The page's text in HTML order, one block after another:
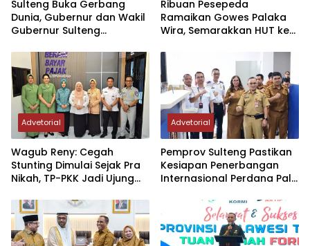
Sulteng Buka Gerbang
Dunia, Gubernur dan Wakil
Gubernur Sulteng
Perdana Internasional
Palu-Guangzhou
Ribuan Pesepeda
Ramaikan Gowes Palaka
Wira, Semarakkan HUT ke-1
Advetorial
Wagub Reny: Cegah
Stunting Dimulai Sejak Pra
Nikah, TP-PKK Jadi Ujung
Advetorial
Pemprov Sulteng Pastikan
Kesiapan Penerbangan
Internasional Perdana Palu